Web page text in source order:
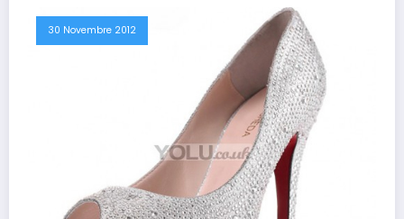
30 Novembre 2012